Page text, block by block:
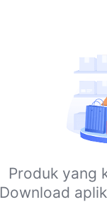
Produk yang
Download